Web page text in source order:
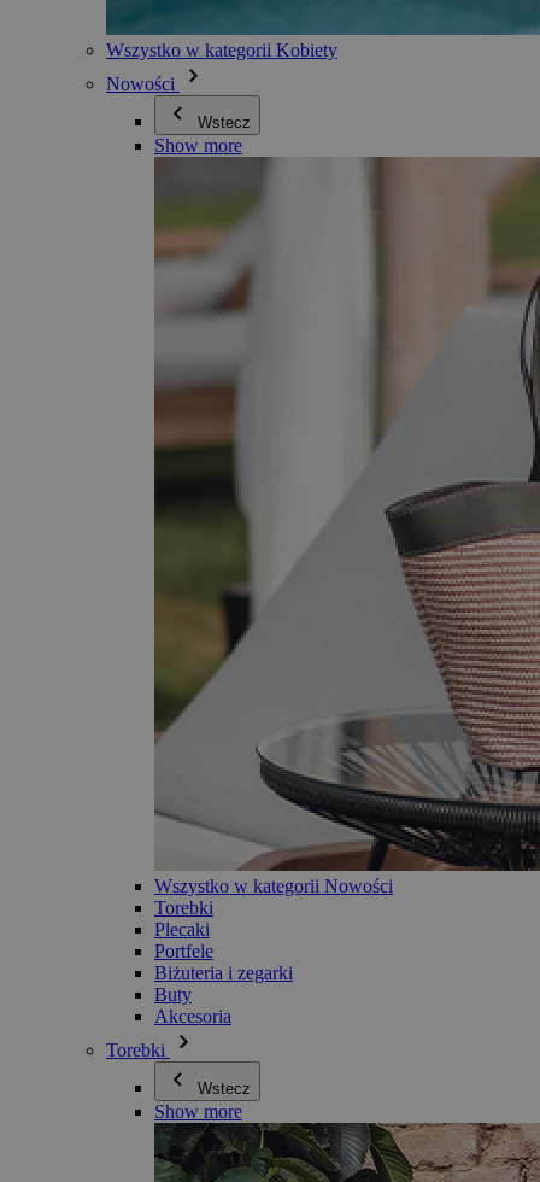
Wszystko w kategorii Kobiety
Nowości
Wstecz
Show more
Wszystko w kategorii Nowości
Torebki
Plecaki
Portfele
Biżuteria i zegarki
Buty
Akcesoria
Torebki
Wstecz
Show more